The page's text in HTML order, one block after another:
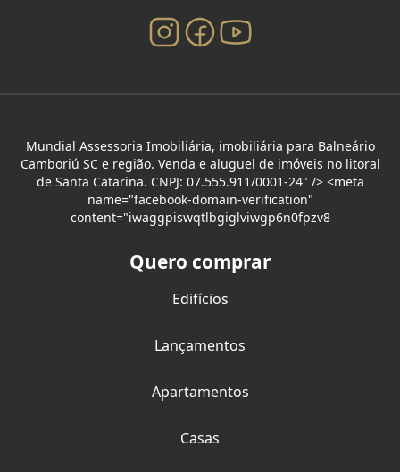
Mundial Assessoria Imobiliária, imobiliária para Balneário
Camboriú SC e região. Venda e aluguel de imóveis no litoral
de Santa Catarina. CNPJ: 07.555.911/0001-24" /> <meta
name="facebook-domain-verification"
content="iwaggpiswqtlbgiglviwgp6n0fpzv8
Quero comprar
Edifícios
Lançamentos
Apartamentos
Casas